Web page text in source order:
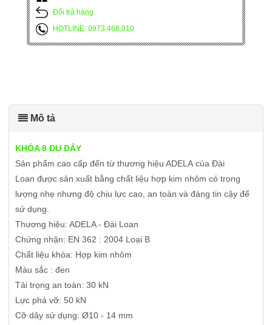
Đổi trả hàng
HOTLINE: 0973.468.010
Mô tả
KHÓA 8 ĐU DÂY
Sản phẩm cao cấp đến từ thương hiệu ADELA của Đài
Loan được sản xuất bằng chất liệu hợp kim nhôm có trọng
lượng nhẹ nhưng độ chịu lực cao, an toàn và đáng tin cậy để
sử dụng.
Thương hiệu: ADELA - Đài Loan
Chứng nhận: EN 362 : 2004 Loại B
Chất liệu khóa: Hợp kim nhôm
Màu sắc : đen
Tải trọng an toàn: 30 kN
Lực phá vỡ: 50 kN
Cỡ dây sử dụng: Ø10 - 14 mm